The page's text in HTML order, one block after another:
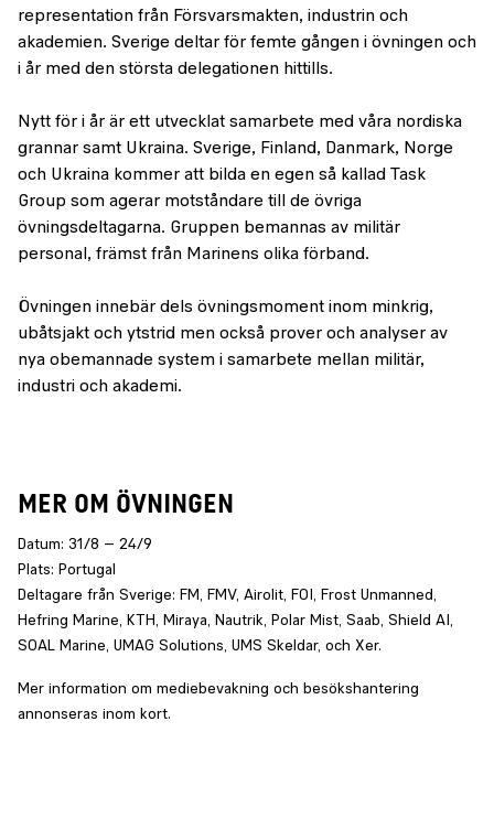
representation från Försvarsmakten, industrin och
akademien. Sverige deltar för femte gången i övningen och
i år med den största delegationen hittills.
Nytt för i år är ett utvecklat samarbete med våra nordiska
grannar samt Ukraina. Sverige, Finland, Danmark, Norge
och Ukraina kommer att bilda en egen så kallad Task
Group som agerar motståndare till de övriga
övningsdeltagarna. Gruppen bemannas av militär
personal, främst från Marinens olika förband.
Övningen innebär dels övningsmoment inom minkrig,
ubåtsjakt och ytstrid men också prover och analyser av
nya obemannade system i samarbete mellan militär,
industri och akademi.
MER OM ÖVNINGEN
Datum: 31/8 – 24/9
Plats: Portugal
Deltagare från Sverige: FM, FMV, Airolit, FOI, Frost Unmanned,
Hefring Marine, KTH, Miraya, Nautrik, Polar Mist, Saab, Shield AI,
SOAL Marine, UMAG Solutions, UMS Skeldar, och Xer.
Mer information om mediebevakning och besökshantering
annonseras inom kort.